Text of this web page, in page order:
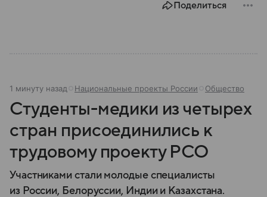
Разбираемся, как устроена Госдума, какие
Поделиться
1 минуту назад Национальные проекты России Общество
Студенты-медики из четырех
стран присоединились к
трудовому проекту РСО
Участниками стали молодые специалисты
из России, Белоруссии, Индии и Казахстана.